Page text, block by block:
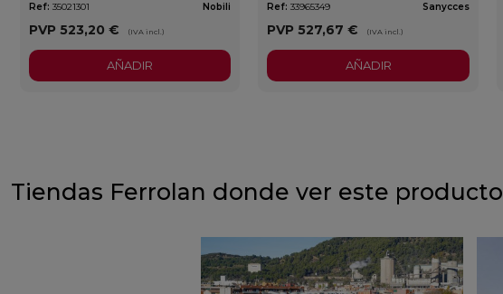
Ref: 35021301 Nobili
PVP 523,20 € (IVA incl.)
AÑADIR
Ref: 33965349 Sanycces
PVP 527,67 € (IVA incl.)
AÑADIR
Tiendas Ferrolan donde ver este producto